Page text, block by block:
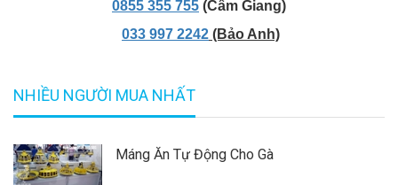
0855 355 755 (Cẩm Giang)
033 997 2242 (Bảo Anh)
NHIỀU NGƯỜI MUA NHẤT
Máng Ăn Tự Động Cho Gà